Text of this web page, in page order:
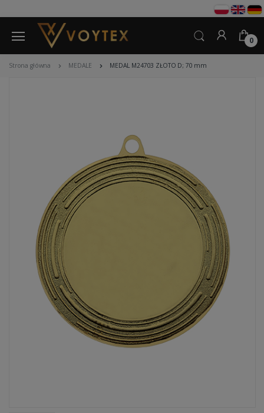
0
Strona główna MEDALE MEDAL M24703 ZŁOTO D; 70 mm